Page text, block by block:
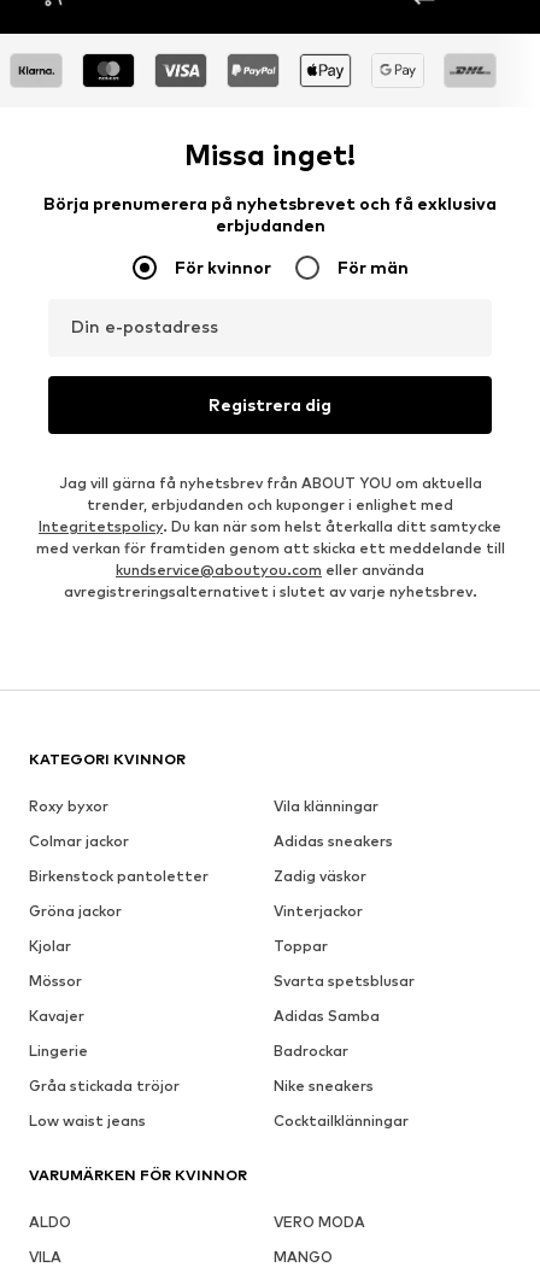
Missa inget!
Börja prenumerera på nyhetsbrevet och få exklusiva
erbjudanden
För kvinnor För män
Din e-postadress
Registrera dig
Jag vill gärna få nyhetsbrev från ABOUT YOU om aktuella
trender, erbjudanden och kuponger i enlighet med
Integritetspolicy. Du kan när som helst återkalla ditt samtycke
med verkan för framtiden genom att skicka ett meddelande till
kundservice@aboutyou.com eller använda
avregistreringsalternativet i slutet av varje nyhetsbrev.
KATEGORI KVINNOR
Roxy byxor
Vila klänningar
Colmar jackor
Adidas sneakers
Birkenstock pantoletter
Zadig väskor
Gröna jackor
Vinterjackor
Kjolar
Toppar
Mössor
Svarta spetsblusar
Kavajer
Adidas Samba
Lingerie
Badrockar
Gråa stickada tröjor
Nike sneakers
Low waist jeans
Cocktailklänningar
VARUMÄRKEN FÖR KVINNOR
ALDO
VERO MODA
VILA
MANGO